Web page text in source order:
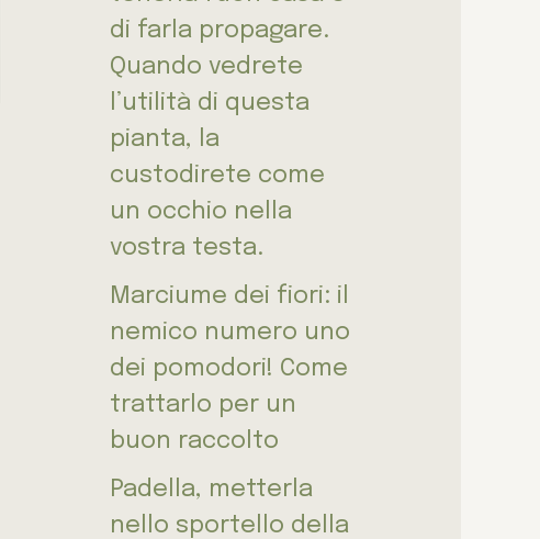
di farla propagare.
Quando vedrete
l’utilità di questa
pianta, la
custodirete come
un occhio nella
vostra testa.
Marciume dei fiori: il
nemico numero uno
dei pomodori! Come
trattarlo per un
buon raccolto
Padella, metterla
nello sportello della